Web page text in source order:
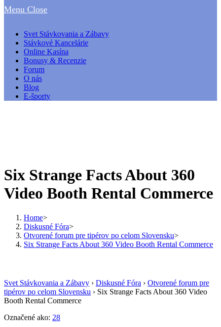
Menu Close
Svet Stávkovania a Zábavy
Stávkové Kancelárie
Online Kasína
Bonusy & Recenzie
Forum
O nás
Blog
E-športy
Six Strange Facts About 360
Video Booth Rental Commerce
Home>
Diskusné Fóra>
Otvorené forum pre tipérov po celom Slovensku>
Six Strange Facts About 360 Video Booth Rental Commerce
Svet Stávkovania a Zábavy › Diskusné Fóra › Otvorené forum pre
tipérov po celom Slovensku › Six Strange Facts About 360 Video
Booth Rental Commerce
Označené ako: 28